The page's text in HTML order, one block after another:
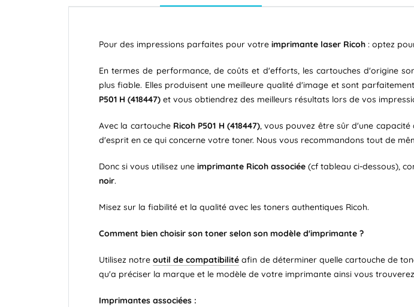
Pour des impressions parfaites pour votre imprimante laser Ricoh : optez
En termes de performance, de coûts et d'efforts, les cartouches d'origine
plus fiable. Elles produisent une meilleure qualité d'image et sont
P501 H (418447) et vous obtiendrez des meilleurs résultats lors de vos
Avec la cartouche Ricoh P501 H (418447), vous pouvez être sûr d'une
d'esprit en ce qui concerne votre toner. Nous vous recommandons tout de
Donc si vous utilisez une imprimante Ricoh associée (cf tableau ci-dessous),
noir.
Misez sur la fiabilité et la qualité avec les toners authentiques Ricoh.
Comment bien choisir son toner selon son modèle d'imprimante ?
Utilisez notreoutil de compatibilité afin de déterminer quelle cartouche de
qu'a préciser la marque et le modèle de votre imprimante ainsi vous
Imprimantes associées :